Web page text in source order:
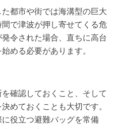
都市や街では海溝型の巨大
で津波が押し寄せてくる危
令された場合、直ちに高台
める必要があります。
確認しておくこと、そして
めておくことも大切です。
役立つ避難バッグを常備